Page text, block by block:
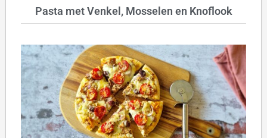
Pasta met Venkel, Mosselen en Knoflook